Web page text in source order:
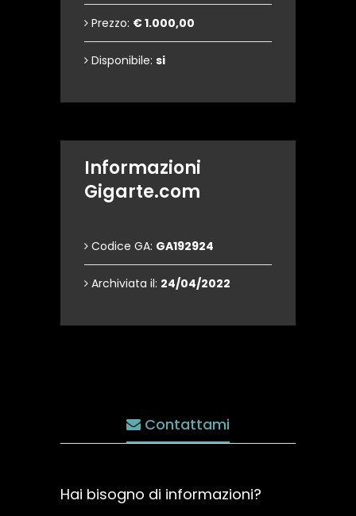
Prezzo: € 1.000,00
Disponibile: si
Informazioni
Gigarte.com
Codice GA: GA192924
Archiviata il: 24/04/2022
Contattami
Hai bisogno di informazioni?